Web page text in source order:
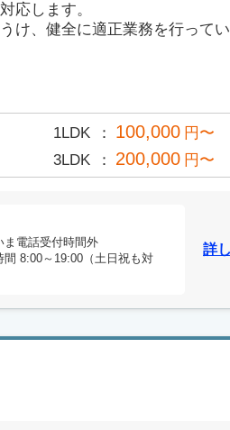
応します。
け、健全に適正業務を行ってい
1LDK 100,000 円〜
3LDK 200,000 円〜
ま電話受付時間外
間 8:00～19:00（土日祝も対
詳